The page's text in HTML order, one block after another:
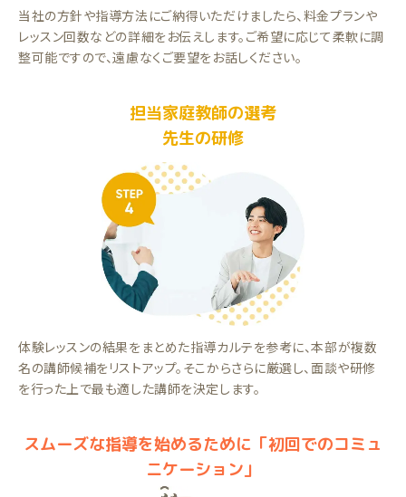
当社の方針や指導方法にご納得いただけましたら、料金プランや
レッスン回数などの詳細をお伝えします。ご希望に応じて柔軟に調
整可能ですので、遠慮なくご要望をお話しください。
担当家庭教師の選考
先生の研修
体験レッスンの結果をまとめた指導カルテを参考に、本部が複数
名の講師候補をリストアップ。そこからさらに厳選し、面談や研修
を行った上で最も適した講師を決定します。
スムーズな指導を始めるために「初回でのコミュ
ニケーション」